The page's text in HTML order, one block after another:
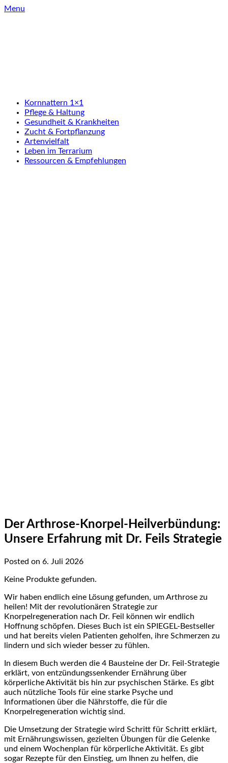
Skip
Menu
Kornnattern 1×1
Pflege & Haltung
Gesundheit & Krankheiten
Zucht & Fortpflanzung
Artenvielfalt
Leben im Terrarium
Ressourcen & Empfehlungen
Der Arthrose-Knorpel-Heilverbündung:
Unsere Erfahrung mit Dr. Feils Strategie
Posted on 6. Juli 2026
Keine Produkte gefunden.
Wir haben endlich eine Lösung gefunden, um Arthrose zu
heilen! Mit der revolutionären Strategie zur
Knorpelregeneration nach Dr. Feil können wir endlich
Hoffnung schöpfen.‌ Dieses Buch ist ein SPIEGEL-Bestseller
und⁢ hat bereits vielen Patienten geholfen, ihre Schmerzen zu
lindern und sich wieder besser zu fühlen.
In diesem Buch werden die 4 Bausteine der Dr. Feil-Strategie
erklärt, von entzündungssenkender Ernährung über
⁤körperliche⁤ Aktivität bis hin zur psychischen Stärke.⁤ Es gibt
auch nützliche Tools für eine starke Psyche und
Informationen über die Nährstoffe, die für die ​
Knorpelregeneration wichtig sind.
Die Umsetzung der Strategie⁢ wird Schritt für Schritt erklärt,
mit Ernährungswissen, gezielten Übungen für die ‍Gelenke
und einem Wochenplan für körperliche Aktivität. Es gibt‍
sogar Rezepte für den⁢ Einstieg, um Ihnen zu helfen, die